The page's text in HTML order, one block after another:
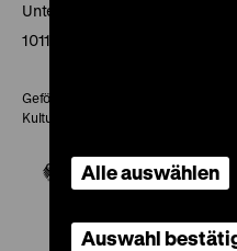
Unter den Linden 2
10117 Berlin
Gefördert mit Mitteln des
Kultur und Medien
Alle auswählen
Auswahl